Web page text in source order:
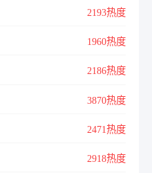
2193热度
1960热度
2186热度
3870热度
2471热度
2918热度